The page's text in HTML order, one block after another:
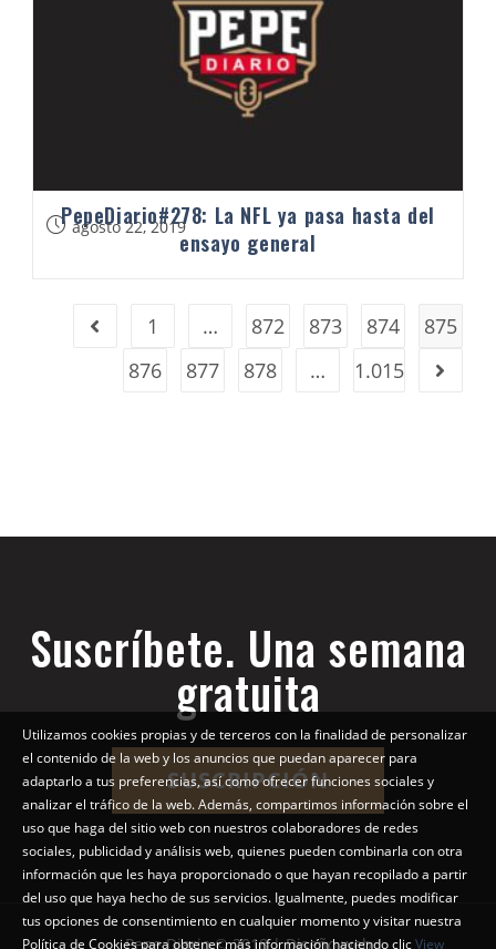
PepeDiario#278: La NFL ya pasa hasta del
ensayo general
agosto 22, 2019
1 … 872 873 874
875
876
877 878 … 1.015
Suscríbete. Una semana
gratuita
SUSCRIPCIÓN
Pepe Diario © 2018 | Diseño web
Utilizamos cookies propias y de terceros con la finalidad de personalizar
el contenido de la web y los anuncios que puedan aparecer para
adaptarlo a tus preferencias, así como ofrecer funciones sociales y
analizar el tráfico de la web. Además, compartimos información sobre el
uso que haga del sitio web con nuestros colaboradores de redes
sociales, publicidad y análisis web, quienes pueden combinarla con otra
información que les haya proporcionado o que hayan recopilado a partir
del uso que haya hecho de sus servicios. Igualmente, puedes modificar
tus opciones de consentimiento en cualquier momento y visitar nuestra
Política de Cookies para obtener más información haciendo clicView